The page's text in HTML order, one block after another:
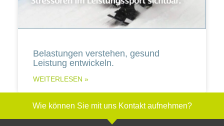
Belastungen verstehen, gesund
Leistung entwickeln.
WEITERLESEN »
Wie können Sie mit uns Kontakt aufnehmen?